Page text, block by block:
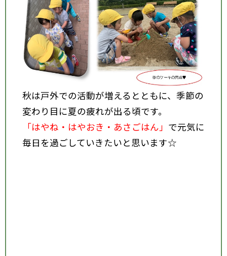
秋は戸外での活動が増えるとともに、季節の
変わり目に夏の疲れが出る頃です。
「はやね・はやおき・あさごはん」 で元気に
毎日を過ごしていきたいと思います☆